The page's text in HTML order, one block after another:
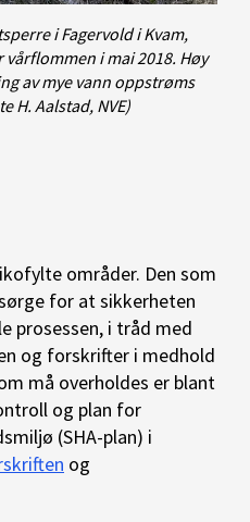
i Fagervold i Kvam,
i mai 2018. Høy
av mye vann oppstrøms
H. Aalstad, NVE)
områder. Den som
for at sikkerheten
prosessen, i tråd med
og forskrifter i medhold
må overholdes er blant
og plan for
(SHA-plan) i
og